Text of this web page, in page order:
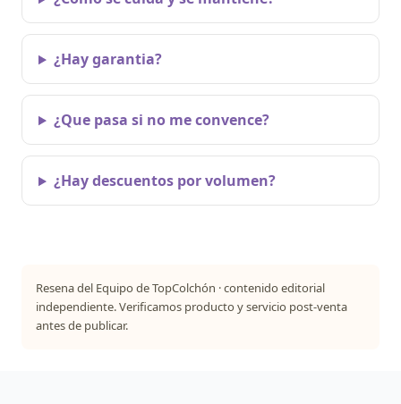
¿Hay garantia?
¿Que pasa si no me convence?
¿Hay descuentos por volumen?
Resena del Equipo de TopColchón · contenido editorial
independiente. Verificamos producto y servicio post-venta
antes de publicar.